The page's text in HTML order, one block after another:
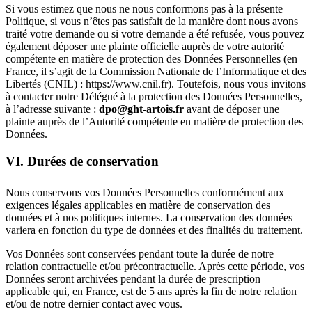
Si vous estimez que nous ne nous conformons pas à la présente
Politique, si vous n’êtes pas satisfait de la manière dont nous avons
traité votre demande ou si votre demande a été refusée, vous pouvez
également déposer une plainte officielle auprès de votre autorité
compétente en matière de protection des Données Personnelles (en
France, il s’agit de la Commission Nationale de l’Informatique et des
Libertés (CNIL) : https://www.cnil.fr). Toutefois, nous vous invitons
à contacter notre Délégué à la protection des Données Personnelles,
à l’adresse suivante : dpo@ght-artois.fr avant de déposer une
plainte auprès de l’Autorité compétente en matière de protection des
Données.
VI. Durées de conservation
Nous conservons vos Données Personnelles conformément aux
exigences légales applicables en matière de conservation des
données et à nos politiques internes. La conservation des données
variera en fonction du type de données et des finalités du traitement.
Vos Données sont conservées pendant toute la durée de notre
relation contractuelle et/ou précontractuelle. Après cette période, vos
Données seront archivées pendant la durée de prescription
applicable qui, en France, est de 5 ans après la fin de notre relation
et/ou de notre dernier contact avec vous.